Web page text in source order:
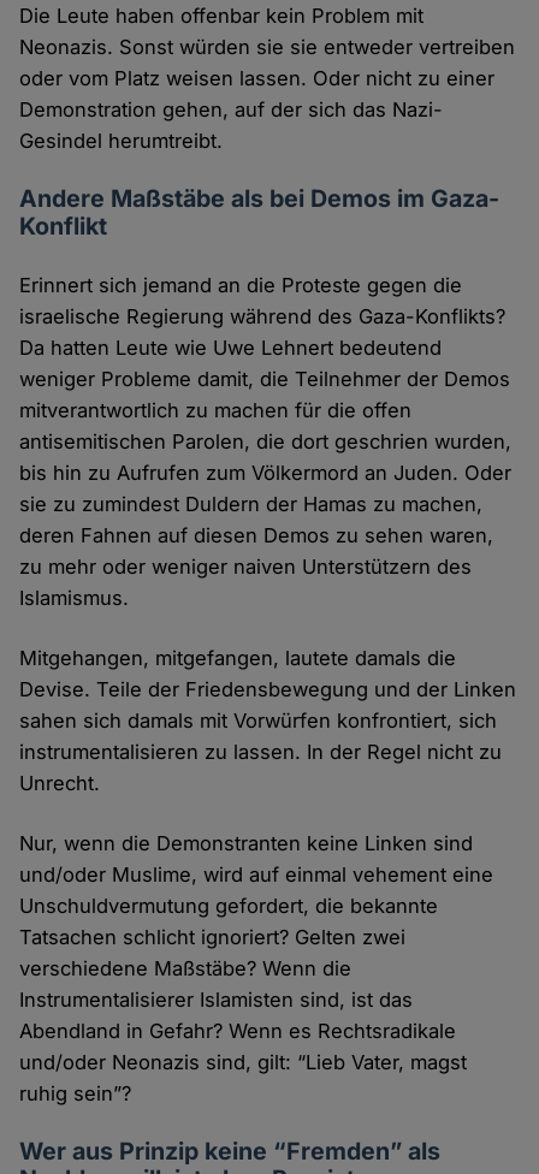
Die Leute haben offenbar kein Problem mit
Neonazis. Sonst würden sie sie entweder vertreiben
oder vom Platz weisen lassen. Oder nicht zu einer
Demonstration gehen, auf der sich das Nazi-
Gesindel herumtreibt.
Andere Maßstäbe als bei Demos im Gaza-
Konflikt
Erinnert sich jemand an die Proteste gegen die
israelische Regierung während des Gaza-Konflikts?
Da hatten Leute wie Uwe Lehnert bedeutend
weniger Probleme damit, die Teilnehmer der Demos
mitverantwortlich zu machen für die offen
antisemitischen Parolen, die dort geschrien wurden,
bis hin zu Aufrufen zum Völkermord an Juden. Oder
sie zu zumindest Duldern der Hamas zu machen,
deren Fahnen auf diesen Demos zu sehen waren,
zu mehr oder weniger naiven Unterstützern des
Islamismus.
Mitgehangen, mitgefangen, lautete damals die
Devise. Teile der Friedensbewegung und der Linken
sahen sich damals mit Vorwürfen konfrontiert, sich
instrumentalisieren zu lassen. In der Regel nicht zu
Unrecht.
Nur, wenn die Demonstranten keine Linken sind
und/oder Muslime, wird auf einmal vehement eine
Unschuldvermutung gefordert, die bekannte
Tatsachen schlicht ignoriert? Gelten zwei
verschiedene Maßstäbe? Wenn die
Instrumentalisierer Islamisten sind, ist das
Abendland in Gefahr? Wenn es Rechtsradikale
und/oder Neonazis sind, gilt: “Lieb Vater, magst
ruhig sein”?
Wer aus Prinzip keine “Fremden” als